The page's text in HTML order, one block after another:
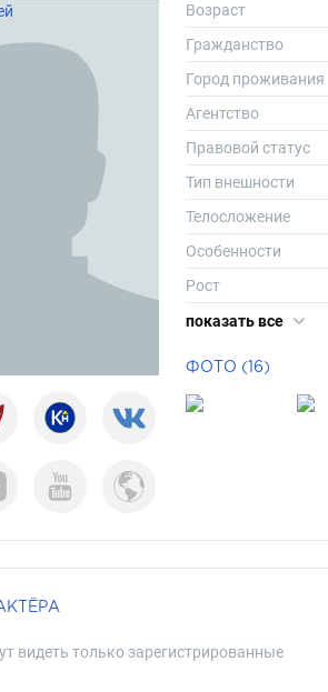
Возраст
Гражданство
Город проживания
Агентство
Правовой статус
Тип внешности
Телосложение
Особенности
Рост
Вес
показать все
ФОТО (16)
видеть только зарегистрированные